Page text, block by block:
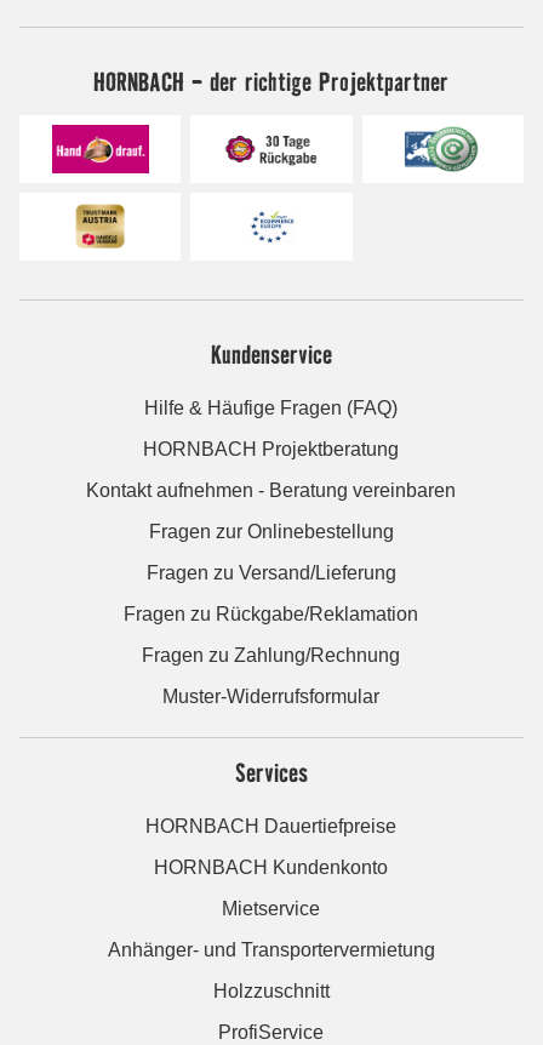
HORNBACH - der richtige Projektpartner
Kundenservice
Hilfe & Häufige Fragen (FAQ)
HORNBACH Projektberatung
Kontakt aufnehmen - Beratung vereinbaren
Fragen zur Onlinebestellung
Fragen zu Versand/Lieferung
Fragen zu Rückgabe/Reklamation
Fragen zu Zahlung/Rechnung
Muster-Widerrufsformular
Services
HORNBACH Dauertiefpreise
HORNBACH Kundenkonto
Mietservice
Anhänger- und Transportervermietung
Holzzuschnitt
ProfiService